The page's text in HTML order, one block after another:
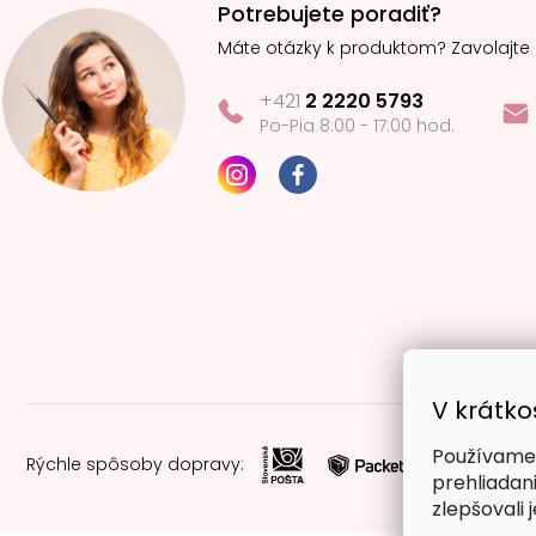
V
zlepšovali
Potrebujete poradiť?
Máte otázky k produktom? Zavolajte
+421 2 2220 5793
Po-Pia 8:00 - 17:00 hod.
Rýchle spôsoby dopravy: